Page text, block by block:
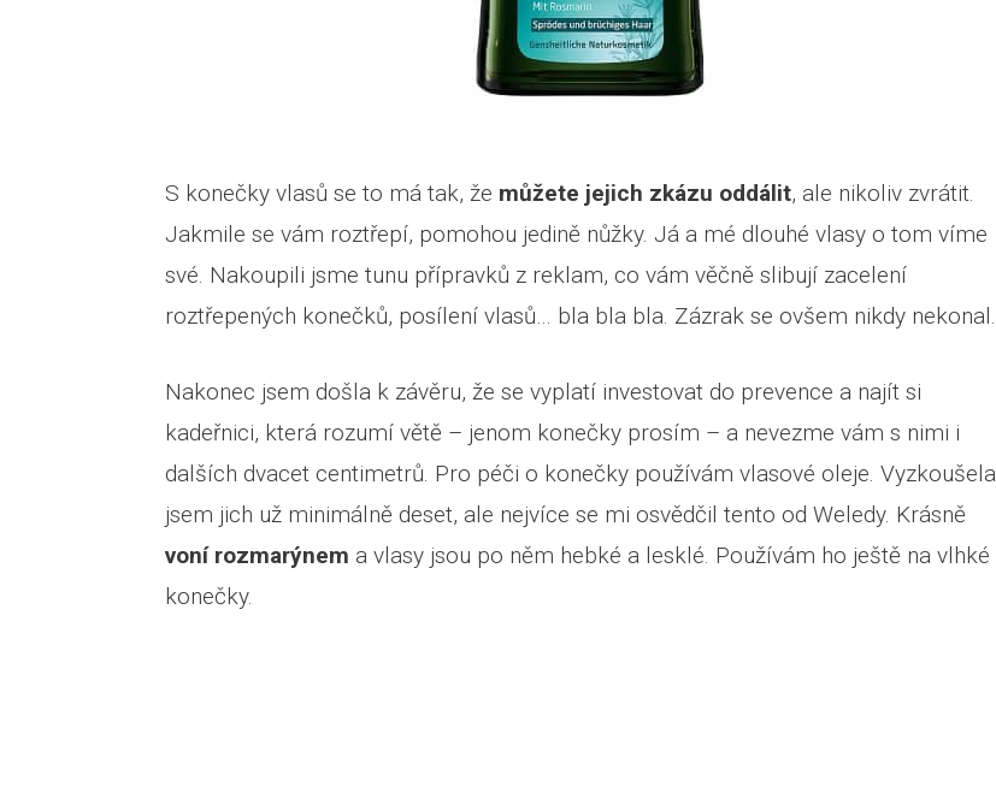
S konečky vlasů se to má tak, že můžete jejich zkázu oddálit, ale nikoliv zvrátit.
Jakmile se vám roztřepí, pomohou jedině nůžky. Já a mé dlouhé vlasy o tom víme
své. Nakoupili jsme tunu přípravků z reklam, co vám věčně slibují zacelení
roztřepených konečků, posílení vlasů… bla bla bla. Zázrak se ovšem nikdy nekonal.
Nakonec jsem došla k závěru, že se vyplatí investovat do prevence a najít si
kadeřnici, která rozumí větě – jenom konečky prosím – a nevezme vám s nimi i
dalších dvacet centimetrů. Pro péči o konečky používám vlasové oleje. Vyzkoušela
jsem jich už minimálně deset, ale nejvíce se mi osvědčil tento od Weledy. Krásně
voní rozmarýnem a vlasy jsou po něm hebké a lesklé. Používám ho ještě na vlhké
konečky.